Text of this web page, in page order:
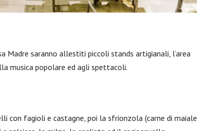
Madre saranno allestiti piccoli stands artigianali, l’area
musica popolare ed agli spettacoli.
con fagioli e castagne, poi la sfrionzola (carne di maiale